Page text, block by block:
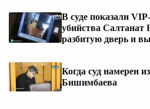
В суде показали
убийства Салтанат
разбитую дверь и
Когда суд намерен
Бишимбаева